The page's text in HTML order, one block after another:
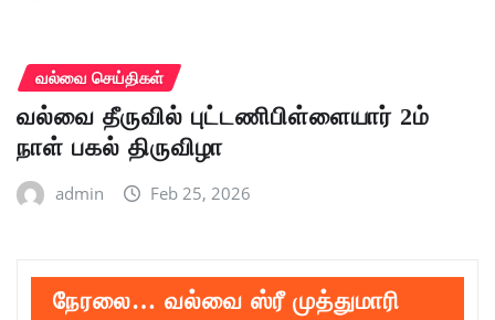
வல்வை செய்திகள்
வல்வை தீருவில் புட்டணிபிள்ளையார் 2ம்
நாள் பகல் திருவிழா
admin Feb 25, 2026
நேரலை… வல்வை ஸ்ரீ முத்துமாரி